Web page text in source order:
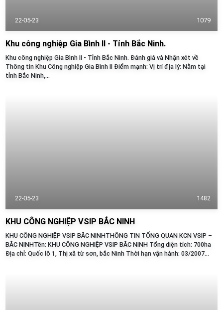
22-05-23 1079
Khu công nghiệp Gia Bình II - Tỉnh Bắc Ninh.
Khu công nghiệp Gia Bình II - Tỉnh Bắc Ninh. Đánh giá và Nhận xét về
Thông tin Khu Công nghiệp Gia Bình II Điểm mạnh: Vị trí địa lý: Nằm tại
tỉnh Bắc Ninh,...
22-05-23 1482
KHU CÔNG NGHIỆP VSIP BẮC NINH
KHU CÔNG NGHIỆP VSIP BẮC NINHTHÔNG TIN TỔNG QUAN KCN VSIP –
BẮC NINHTên: KHU CÔNG NGHIỆP VSIP BẮC NINH Tổng diện tích: 700ha
Địa chỉ: Quốc lộ 1, Thị xã từ sơn, bắc Ninh Thời hạn vận hành: 03/2007